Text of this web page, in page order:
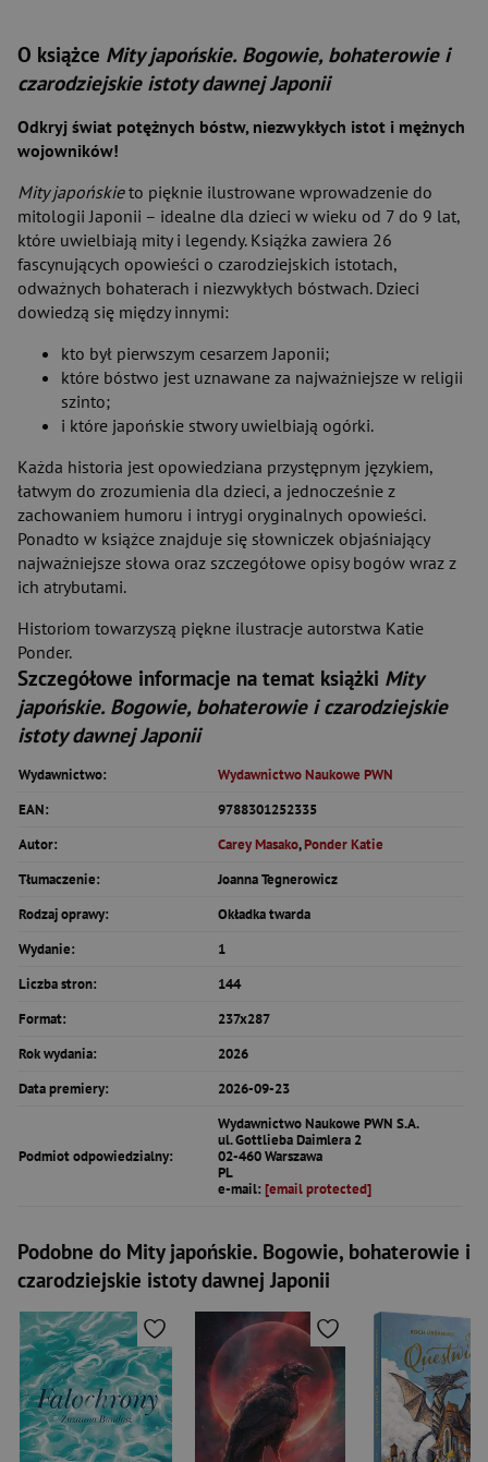
O książce Mity japońskie. Bogowie, bohaterowie i
czarodziejskie istoty dawnej Japonii
Odkryj świat potężnych bóstw, niezwykłych istot i mężnych
wojowników!
Mity japońskieto pięknie ilustrowane wprowadzenie do
mitologii Japonii – idealne dla dzieci w wieku od 7 do 9 lat,
które uwielbiają mity i legendy. Książka zawiera 26
fascynujących opowieści o czarodziejskich istotach,
odważnych bohaterach i niezwykłych bóstwach. Dzieci
dowiedzą się między innymi:
kto był pierwszym cesarzem Japonii;
które bóstwo jest uznawane za najważniejsze w religii
szinto;
i które japońskie stwory uwielbiają ogórki.
Każda historia jest opowiedziana przystępnym językiem,
łatwym do zrozumienia dla dzieci, a jednocześnie z
zachowaniem humoru i intrygi oryginalnych opowieści.
Ponadto w książce znajduje się słowniczek objaśniający
najważniejsze słowa oraz szczegółowe opisy bogów wraz z
ich atrybutami.
Historiom towarzyszą piękne ilustracje autorstwa Katie
Ponder.
Szczegółowe informacje na temat książki Mity
japońskie. Bogowie, bohaterowie i czarodziejskie
istoty dawnej Japonii
Wydawnictwo:
Wydawnictwo Naukowe PWN
EAN:
9788301252335
Autor:
Carey Masako,Ponder Katie
Tłumaczenie:
Joanna Tegnerowicz
Rodzaj oprawy:
Okładka twarda
Wydanie:
1
Liczba stron:
144
Format:
237x287
Rok wydania:
2026
Data premiery:
2026-09-23
Podmiot odpowiedzialny:
Wydawnictwo Naukowe PWN S.A.
ul. Gottlieba Daimlera 2
02-460 Warszawa
PL
e-mail: [email protected]
Podobne do Mity japońskie. Bogowie, bohaterowie i
czarodziejskie istoty dawnej Japonii